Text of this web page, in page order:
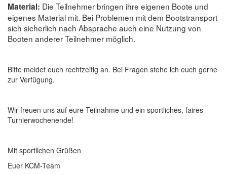
Material: Die Teilnehmer bringen ihre eigenen Boote und
eigenes Material mit. Bei Problemen mit dem Bootstransport
sich sicherlich nach Absprache auch eine Nutzung von
Booten anderer Teilnehmer möglich.
Bitte meldet euch rechtzeitig an. Bei Fragen stehe ich euch gerne
zur Verfügung.
Wir freuen uns auf eure Teilnahme und ein sportliches, faires
Turnierwochenende!
Mit sportlichen Grüßen
Euer KCM-Team